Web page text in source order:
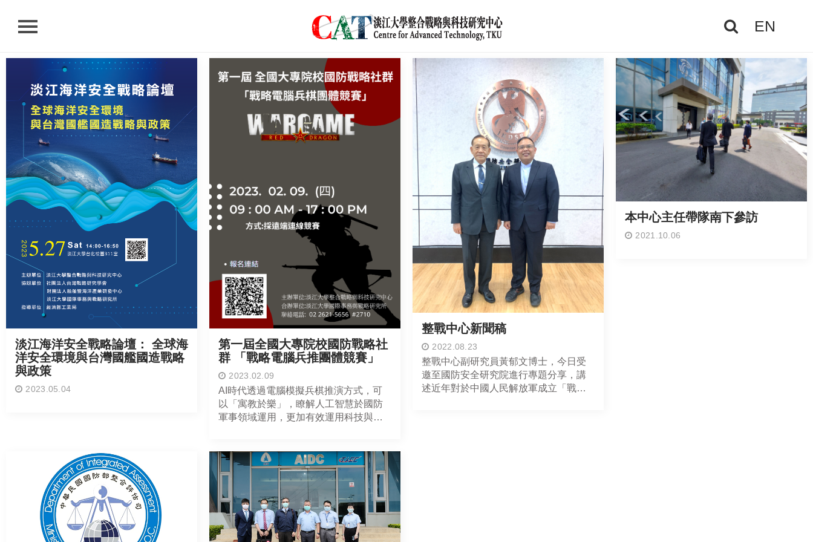
關於我們
最新消息
研究成果
聯絡我們
搜尋
網站語系
相關連結
淡江大學首頁
EN
淡江海洋安全戰略論壇： 全球海
洋安全環境與台灣國艦國造戰略
與政策
2023.05.04
第一屆全國大專院校國防戰略社
群 「戰略電腦兵推團體競賽」
2023.02.09
AI時代透過電腦模擬兵棋推演方式，可
以「寓教於樂」，瞭解人工智慧於國防
軍事領域運用，更加有效運用科技與全
整戰中心新聞稿
2022.08.23
整戰中心副研究員黃郁文博士，今日受
邀至國防安全研究院進行專題分享，講
述近年對於中國人民解放軍成立「戰略
本中心主任帶隊南下參訪
2021.10.06